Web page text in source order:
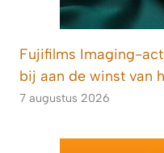
Fujifilms Imaging-
bij aan de winst van
7 augustus 2026